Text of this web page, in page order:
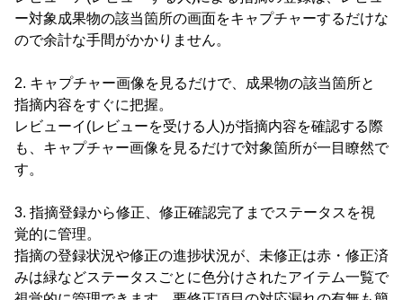
ー対象成果物の該当箇所の画面をキャプチャーするだけな
ので余計な手間がかかりません。
2. キャプチャー画像を見るだけで、成果物の該当箇所と
指摘内容をすぐに把握。
レビューイ(レビューを受ける人)が指摘内容を確認する際
も、キャプチャー画像を見るだけで対象箇所が一目瞭然で
す。
3. 指摘登録から修正、修正確認完了までステータスを視
覚的に管理。
指摘の登録状況や修正の進捗状況が、未修正は赤・修正済
みは緑などステータスごとに色分けされたアイテム一覧で